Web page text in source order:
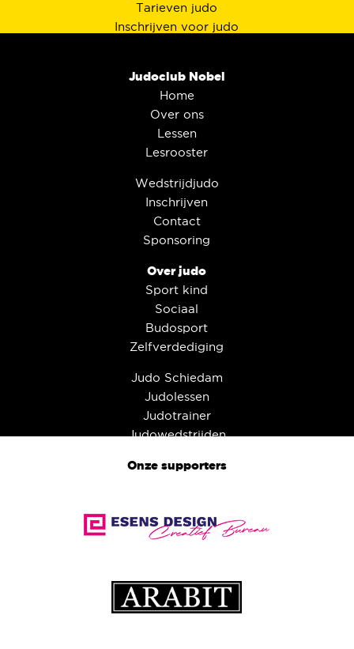
Tarieven judo
Inschrijven voor judo
Judoclub Nobel
Home
Over ons
Lessen
Lesrooster
Wedstrijdjudo
Inschrijven
Contact
Sponsoring
Over judo
Sport kind
Sociaal
Budosport
Zelfverdediging
Judo Schiedam
Judolessen
Judotrainer
Judowedstrijden
Onze supporters